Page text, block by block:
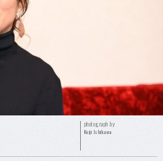
photograph by
Keiji Ishikawa